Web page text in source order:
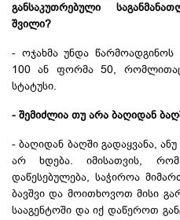
განსაკუთრებული
შვილი?
- ოჯახმა უნდა
100 ან ფორმა 50, რომლითაც
სტატუსი.
- შემიძლია თუ არა ბაღიდან
- ბაღიდან ბაღში გადაყვანა,
არ ხდება. იმისათვის,
დაწესებულება, საჭიროა
ბავშვი და მოითხოვოთ მისი
სააგენტოში და იქ დაწეროთ